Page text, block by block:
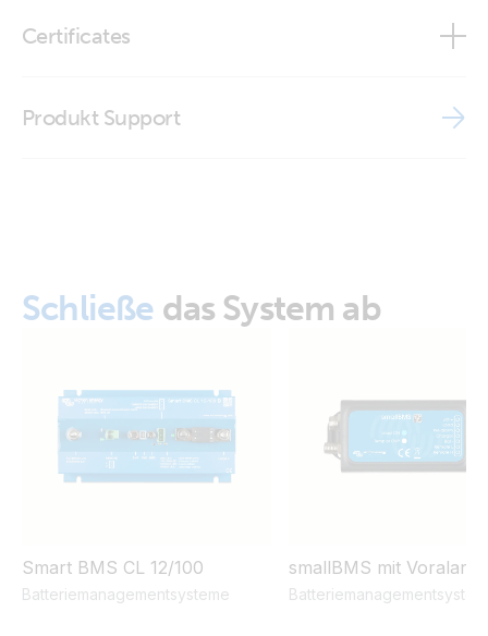
Certificates
Produkt Support
Schließe das System ab
Smart BMS CL 12/100
Batteriemanagementsysteme
smallBMS mit Voralarm